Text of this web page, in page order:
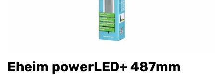
Eheim powerLED+ 487mm